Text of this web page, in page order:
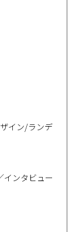
イン/ランデ
インタビュー